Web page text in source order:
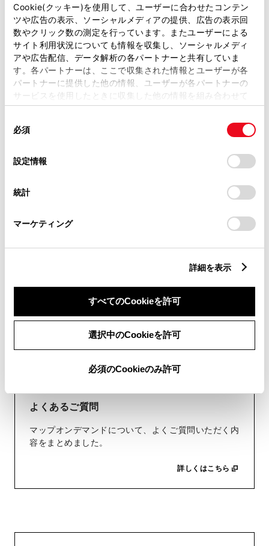
Cookie(クッキー)を使用して、ユーザーに合わせたコンテン
ツや広告の表示、ソーシャルメディアの提供、広告の表示回
数やクリック数の測定を行っています。またユーザーによる
サイト利用状況についても情報を収集し、ソーシャルメディ
アや広告配信、データ解析の各パートナーと共有していま
す。各パートナーは、ここで収集された情報とユーザーが各
パートナーに提供した他の情報、ユーザーが各パートナーの
サービスを使用したときに収集した他の情報を組み合わせて
使用することがあります。当ウェブサイトの使用を続行する
デバイスにすべてのCookie(クッキー)が保存されることに同
意したことになります。Cookie(クッキー)のオプトアウト、
設定の変更、同意を撤回したりするにあたっては、当社の
「Cookie（クッキー）情報の取り扱いについて
」をご覧くだ
必須
設定情報
統計
マーケティング
詳細を表示
すべてのCookieを許可
選択中のCookieを許可
必須のCookieのみ許可
対象プラン
T-Connect スタンダード T-Connect for CROWN
T-Connectのお申し込み方法について
よくあるご質問
マップオンデマンドについて、よくご質問いただく内
容をまとめました。
詳しくはこちら